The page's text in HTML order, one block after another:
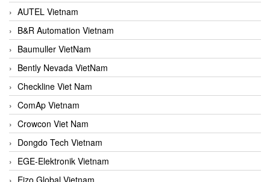
AUTEL Vietnam
B&R Automation Vietnam
Baumuller VietNam
Bently Nevada VietNam
Checkline Viet Nam
ComAp Vietnam
Crowcon Viet Nam
Dongdo Tech Vietnam
EGE-Elektronik Vietnam